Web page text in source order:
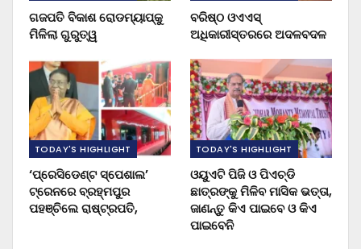
ଗଜପତି ବିକାଶ ରୋଡମ୍ୟାପ୍‌କୁ
ମିଳିଲା ଗୁରୁତ୍ୱ
ବରିଷ୍ଠ ଓଏଏସ୍‌
ଅଧିକାରୀସ୍ତରରେ ଅଦଳବଦଳ
TODAY'S HIGHLIGHT
‘ପ୍ରେସିଡେଣ୍ଟ ସ୍ପେଶାଲ’
ଟ୍ରେନରେ ବ୍ରହ୍ମପୁର
ପହଞ୍ଚିଲେ ରାଷ୍ଟ୍ରପତି,
TODAY'S HIGHLIGHT
ଓୟୁଏଟି ପିଜି ଓ ପିଏଚ୍‌ଡି
ଛାତ୍ରଙ୍କୁ ମିଳିବ ମାସିକ ଭତ୍ତା,
ଜାଣନ୍ତୁ କିଏ ପାଇବେ ଓ କିଏ
ପାଇବେନି